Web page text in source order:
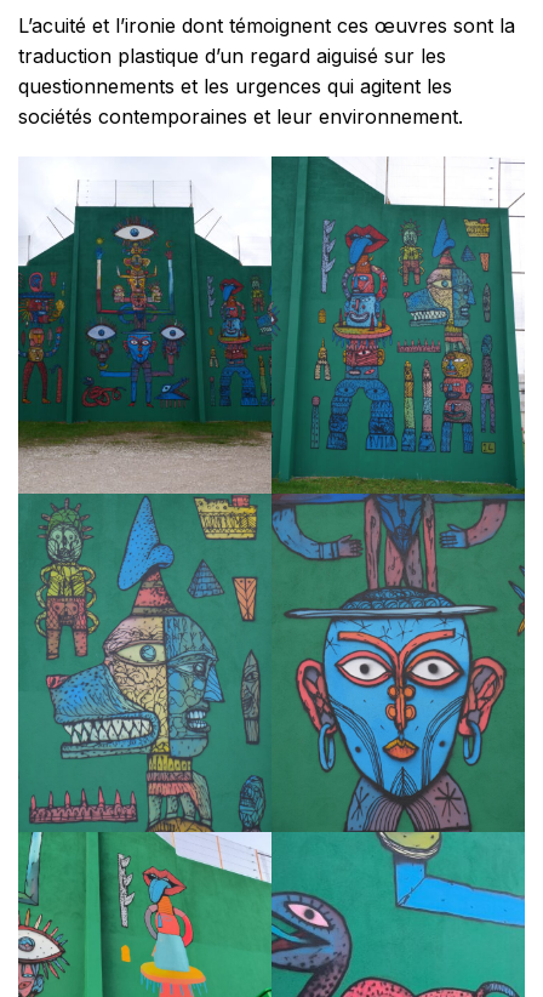
L’acuité et l’ironie dont témoignent ces œuvres sont la
traduction plastique d’un regard aiguisé sur les
questionnements et les urgences qui agitent les
sociétés contemporaines et leur environnement.